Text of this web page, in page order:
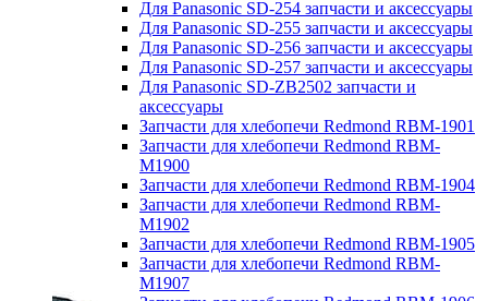
Для Panasonic SD-254 запчасти и аксессуары
Для Panasonic SD-255 запчасти и аксессуары
Для Panasonic SD-256 запчасти и аксессуары
Для Panasonic SD-257 запчасти и аксессуары
Для Panasonic SD-ZB2502 запчасти и
аксессуары
Запчасти для хлебопечи Redmond RBM-1901
Запчасти для хлебопечи Redmond RBM-
M1900
Запчасти для хлебопечи Redmond RBM-1904
Запчасти для хлебопечи Redmond RBM-
M1902
Запчасти для хлебопечи Redmond RBM-1905
Запчасти для хлебопечи Redmond RBM-
M1907